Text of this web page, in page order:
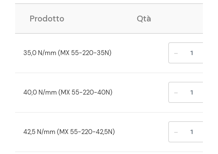
Prodotto Qtà
35,0 N/mm (MX 55-220-35N) -
40,0 N/mm (MX 55-220-40N) -
42,5 N/mm (MX 55-220-42,5N) -